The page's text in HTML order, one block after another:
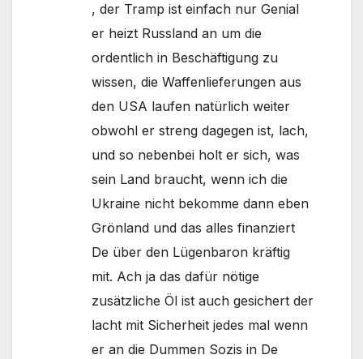
, der Tramp ist einfach nur Genial
er heizt Russland an um die
ordentlich in Beschäftigung zu
wissen, die Waffenlieferungen aus
den USA laufen natürlich weiter
obwohl er streng dagegen ist, lach,
und so nebenbei holt er sich, was
sein Land braucht, wenn ich die
Ukraine nicht bekomme dann eben
Grönland und das alles finanziert
De über den Lügenbaron kräftig
mit. Ach ja das dafür nötige
zusätzliche Öl ist auch gesichert der
lacht mit Sicherheit jedes mal wenn
er an die Dummen Sozis in De